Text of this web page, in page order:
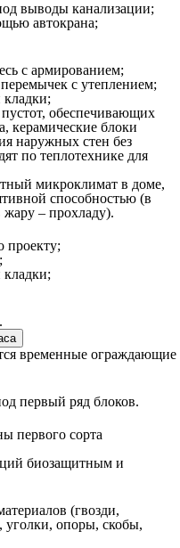
выводы канализации;
автокрана;
с армированием;
с утеплением;
обеспечивающих
керамические блоки
наружных стен без
по теплотехнике для
микроклимат в доме,
способностью (в
– прохладу).
проекту;
временные ограждающие
первый ряд блоков.
первого сорта
биозащитным и
(гвозди,
уголки, опоры, скобы,